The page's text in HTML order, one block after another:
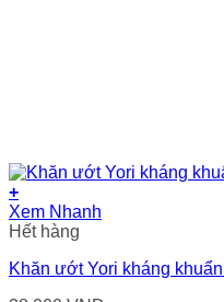
+
Xem Nhanh
Hết hàng
Khăn ướt Yori kháng